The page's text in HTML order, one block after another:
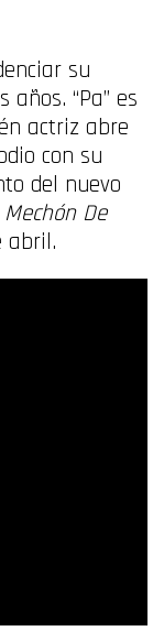
su
“Pa” es
actriz abre
con su
del nuevo
De
abril.